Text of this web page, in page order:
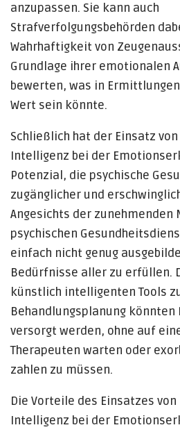
anzupassen. Sie kann auch
Strafverfolgungsbehörden
Wahrhaftigkeit von
Grundlage ihrer emotionalen
bewerten, was in
Wert sein könnte.
Schließlich hat der Einsatz
Intelligenz bei der
Potenzial, die psychische
zugänglicher und
Angesichts der zunehmenden
psychischen
einfach nicht genug
Bedürfnisse aller zu erfüllen.
künstlich intelligenten Tools
Behandlungsplanung
versorgt werden, ohne auf
Therapeuten warten oder
zahlen zu müssen.
Die Vorteile des Einsatzes
Intelligenz bei der